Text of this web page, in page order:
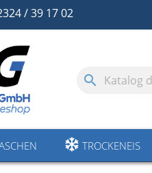
/ 39 17 02
search
TROCKENEIS